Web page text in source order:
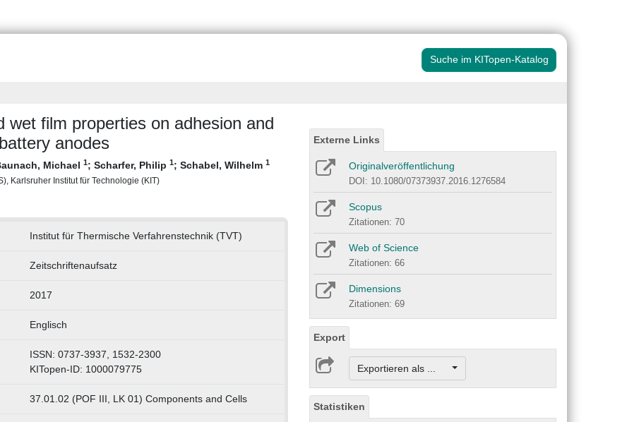
Suche im KITopen-Katalog
wet film properties on adhesion and
anodes
Michael 1; Scharfer, Philip 1; Schabel, Wilhelm 1
Karlsruher Institut für Technologie (KIT)
Institut für Thermische Verfahrenstechnik (TVT)
Zeitschriftenaufsatz
2017
Englisch
ISSN: 0737-3937, 1532-2300
KITopen-ID: 1000079775
37.01.02 (POF III, LK 01) Components and Cells
Externe Links
Originalveröffentlichung
DOI: 10.1080/07373937.2016.1276584
Scopus
Zitationen: 70
Web of Science
Zitationen: 66
Dimensions
Zitationen: 69
Export
Exportieren als ...
Statistiken